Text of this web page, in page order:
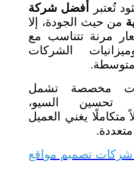
تُعتبر
أفضل شركة
من حيث الجودة، إلا
مرنة تتناسب مع
الشركات
مخصصة تشمل
تحسين السيو،
متكاملًا يغني العميل
أفضل 10 شركات تصميم مواقع